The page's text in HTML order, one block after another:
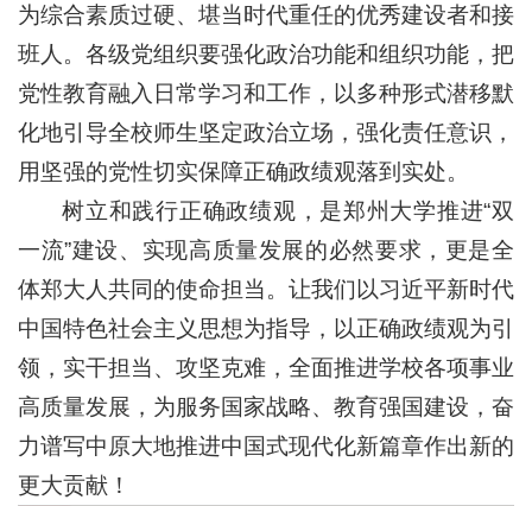
为综合素质过硬、堪当时代重任的优秀建设者和接
班人。各级党组织要强化政治功能和组织功能，把
党性教育融入日常学习和工作，以多种形式潜移默
化地引导全校师生坚定政治立场，强化责任意识，
用坚强的党性切实保障正确政绩观落到实处。
树立和践行正确政绩观，是郑州大学推进“双
一流”建设、实现高质量发展的必然要求，更是全
体郑大人共同的使命担当。让我们以习近平新时代
中国特色社会主义思想为指导，以正确政绩观为引
领，实干担当、攻坚克难，全面推进学校各项事业
高质量发展，为服务国家战略、教育强国建设，奋
力谱写中原大地推进中国式现代化新篇章作出新的
更大贡献！